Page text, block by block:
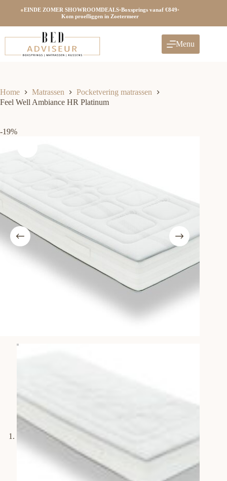
●EINDE ZOMER SHOWROOMDEALS•Boxsprings vanaf €849•
Kom proefliggen in Zoetermeer
Menu
Home Matrassen
Pocketvering matrassen
Feel Well Ambiance HR Platinum
-19%